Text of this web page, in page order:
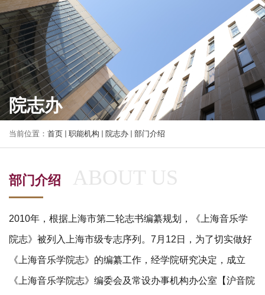
院志办
当前位置： 首页 职能机构 院志办 部门介绍
部门介绍
2010年，根据上海市第二轮志书编纂规划，《上海音乐学
院志》被列入上海市级专志序列。7月12日，为了切实做好
《上海音乐学院志》的编纂工作，经学院研究决定，成立
《上海音乐学院志》编委会及常设办事机构办公室【沪音院